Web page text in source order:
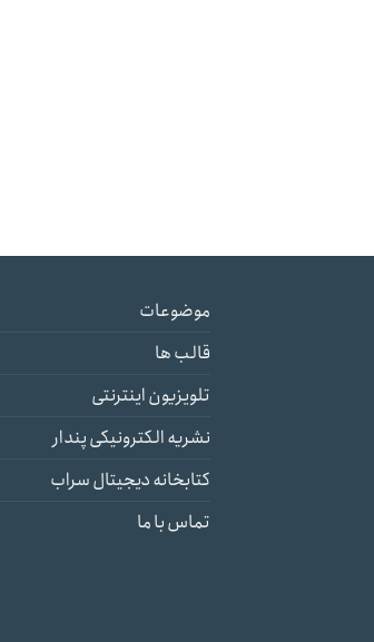
موضوعات
قالب ها
تلویزیون اینترنتی
نشریه الکترونیکی پندار
کتابخانه دیجیتال سراب
تماس با ما